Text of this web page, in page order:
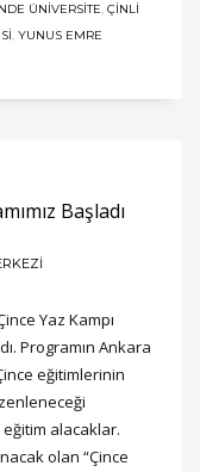
ÜNIVERSITE, ÇINLI
, YUNUS EMRE
Başladı
Yaz Kampı
Programın Ankara
eğitimlerinin
alacaklar.
olan “Çince